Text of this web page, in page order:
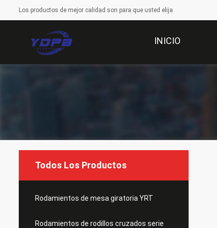
Los productos de mejor calidad son para que usted elija
INICIO
Todos Los Productos
Rodamientos de mesa giratoria YRT
Rodamientos de rodillos cruzados serie